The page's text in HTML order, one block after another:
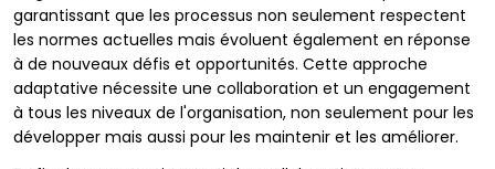
garantissant que les processus non seulement respectent
les normes actuelles mais évoluent également en réponse
à de nouveaux défis et opportunités. Cette approche
adaptative nécessite une collaboration et un engagement
à tous les niveaux de l'organisation, non seulement pour les
développer mais aussi pour les maintenir et les améliorer.